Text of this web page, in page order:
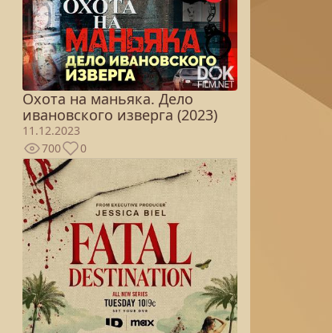
Охота на маньяка. Дело
ивановского изверга (2023)
11.12.2023
700
0